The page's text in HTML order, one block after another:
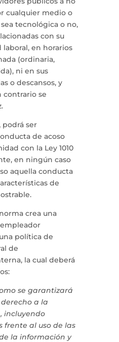
cualquier medio o
tecnológica o no,
con su
en horarios
(ordinaria,
ni en sus
o descansos, y
contrario se
ser
de acoso
con la Ley 1010
en ningún caso
aquella conducta
de
crea una
política de
de
la cual deberá
se garantizará
a la
incluyendo
frente al uso de las
la información y